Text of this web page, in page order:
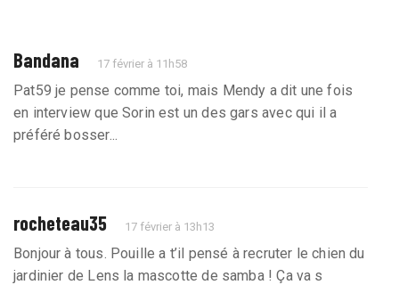
Bandana 17 février à 11h58
Pat59 je pense comme toi, mais Mendy a dit une fois
en interview que Sorin est un des gars avec qui il a
préféré bosser...
rocheteau35 17 février à 13h13
Bonjour à tous. Pouille a t’il pensé à recruter le chien du
jardinier de Lens la mascotte de samba ! Ça va s